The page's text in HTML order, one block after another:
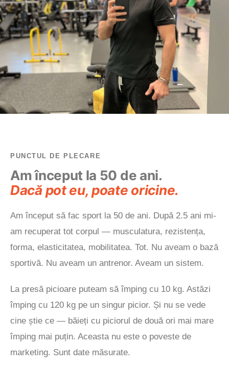
PUNCTUL DE PLECARE
Am început la 50 de ani.
Dacă pot eu, poate oricine.
Am început să fac sport la 50 de ani. După 2.5 ani mi-
am recuperat tot corpul — musculatura, rezistența,
forma, elasticitatea, mobilitatea. Tot. Nu aveam o bază
sportivă. Nu aveam un antrenor. Aveam un sistem.
La presă picioare puteam să împing cu 10 kg. Astăzi
împing cu 120 kg pe un singur picior. Și nu se vede
cine știe ce — băieți cu piciorul de două ori mai mare
împing mai puțin. Aceasta nu este o poveste de
marketing. Sunt date măsurate.